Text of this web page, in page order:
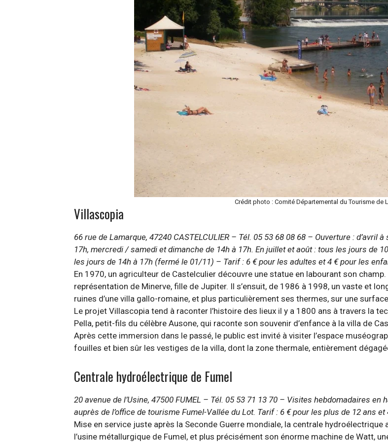
Crédit photo : Comité Départemental du Tourisme de
Villascopia
66 rue de Lamarque, 47240 CASTELCULIER – Tél. 05 53 68 08 68 – Ouverture : d’avril
17h, mercredi / samedi et dimanche de 14h à 17h. En juillet et août : tous les jours de
les jours de 14h à 17h (fermé le 01/11) – Tarif : 6 € pour les adultes et 4 € pour les
En 1970, un agriculteur de Castelculier découvre une statue en labourant son champ.
représentation de Minerve, fille de Jupiter. Il s’ensuit, de 1986 à 1998, un vaste et
ruines d’une villa gallo-romaine, et plus particulièrement ses thermes, sur une
Le projet Villascopia tend à raconter l’histoire des lieux il y a 1800 ans à travers la
Pella, petit-fils du célèbre Ausone, qui raconte son souvenir d’enfance à la villa de
Après cette immersion dans le passé, le public est invité à visiter l’espace
fouilles et bien sûr les vestiges de la villa, dont la zone thermale, entièrement
Centrale hydroélectrique de Fumel
20 avenue de l’Usine, 47500 FUMEL – Tél. 05 53 71 13 70 – Visites hebdomadaires
auprès de l’office de tourisme Fumel-Vallée du Lot. Tarif : 6 € pour les plus de 12 ans et
Mise en service juste après la Seconde Guerre mondiale, la centrale
l’usine métallurgique de Fumel, et plus précisément son énorme machine de Watt,